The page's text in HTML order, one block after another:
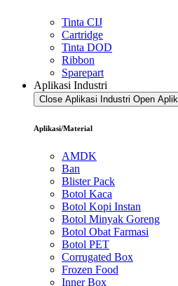
Tinta CIJ
Cartridge
Tinta DOD
Ribbon
Sparepart
Aplikasi Industri
Close Aplikasi Industri Open
Aplikasi/Material
AMDK
Ban
Blister Pack
Botol Kaca
Botol Kopi Instan
Botol Minyak Goreng
Botol Obat Farmasi
Botol PET
Corrugated Box
Frozen Food
Inner Box